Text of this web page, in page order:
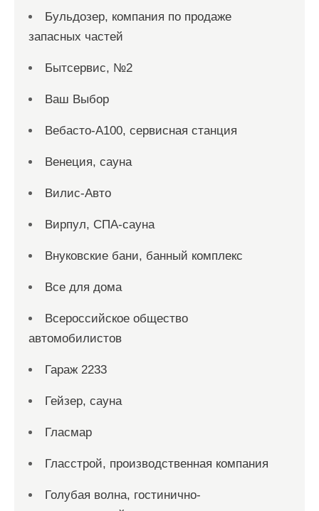
Бульдозер, компания по продаже
запасных частей
Бытсервис, №2
Ваш Выбор
Вебасто-А100, сервисная станция
Венеция, сауна
Вилис-Авто
Вирпул, СПА-сауна
Внуковские бани, банный комплекс
Все для дома
Всероссийское общество
автомобилистов
Гараж 2233
Гейзер, сауна
Гласмар
Гласстрой, производственная компания
Голубая волна, гостинично-